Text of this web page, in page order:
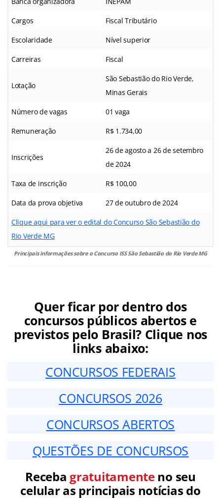
Cargos Fiscal Tributário
Escolaridade Nível superior
Carreiras Fiscal
Lotação
São Sebastião do Rio Verde,
Minas Gerais
Número de vagas 01 vaga
Remuneração R$ 1.734,00
Inscrições
26 de agosto a 26 de setembro
de 2024
Taxa de inscrição R$ 100,00
Data da prova objetiva 27 de outubro de 2024
Clique aqui para ver o edital do Concurso São Sebastião do
Rio Verde MG
Principais informações sobre o Concurso ISS São Sebastião do Rio Verde MG
Quer ficar por dentro dos
concursos públicos abertos e
previstos pelo Brasil? Clique nos
links abaixo:
CONCURSOS FEDERAIS
CONCURSOS 2026
CONCURSOS ABERTOS
QUESTÕES DE CONCURSOS
Receba gratuitamenteno seu
celular as principais notícias do